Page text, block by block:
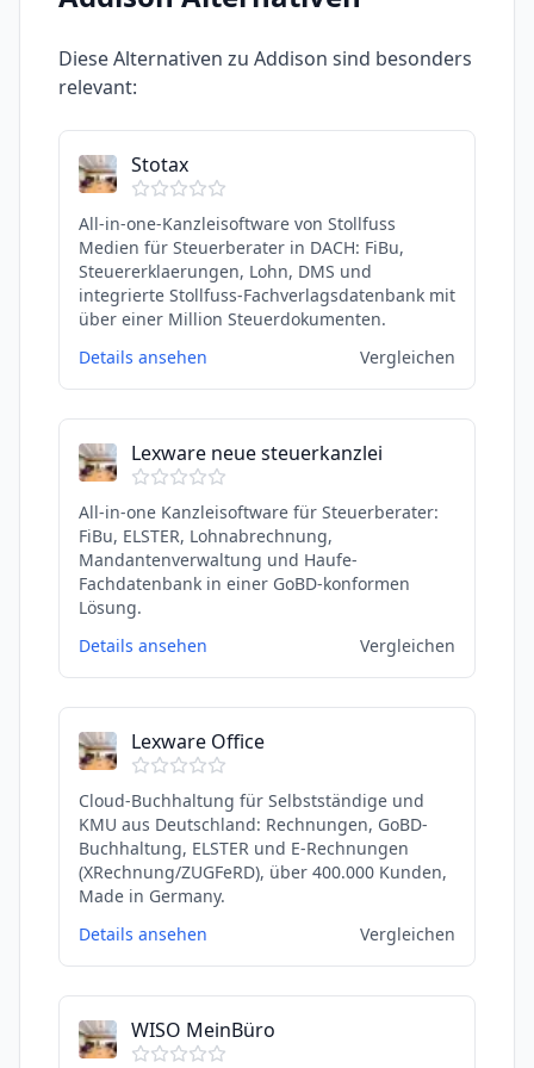
Diese Alternativen zu Addison sind besonders
relevant:
Stotax
All-in-one-Kanzleisoftware von Stollfuss
Medien für Steuerberater in DACH: FiBu,
Steuererklaerungen, Lohn, DMS und
integrierte Stollfuss-Fachverlagsdatenbank mit
über einer Million Steuerdokumenten.
Details ansehen
Vergleichen
Lexware neue steuerkanzlei
All-in-one Kanzleisoftware für Steuerberater:
FiBu, ELSTER, Lohnabrechnung,
Mandantenverwaltung und Haufe-
Fachdatenbank in einer GoBD-konformen
Lösung.
Details ansehen
Vergleichen
Lexware Office
Cloud-Buchhaltung für Selbstständige und
KMU aus Deutschland: Rechnungen, GoBD-
Buchhaltung, ELSTER und E-Rechnungen
(XRechnung/ZUGFeRD), über 400.000 Kunden,
Made in Germany.
Details ansehen
Vergleichen
WISO MeinBüro